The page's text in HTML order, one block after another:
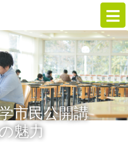
市民公開講
魅力